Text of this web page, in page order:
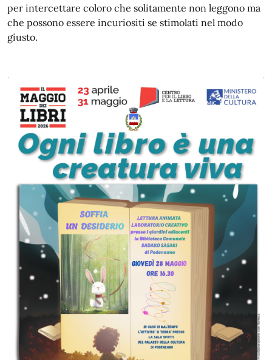
per intercettare coloro che solitamente non leggono ma
che possono essere incuriositi se stimolati nel modo
giusto.